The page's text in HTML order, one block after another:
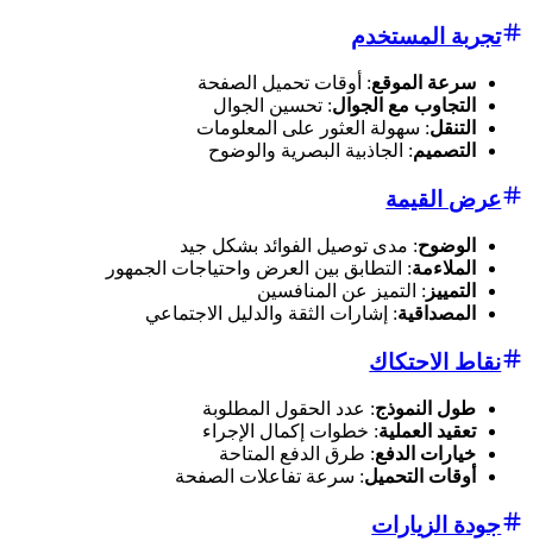
تجربة المستخدم
سرعة الموقع: أوقات تحميل الصفحة
التجاوب مع الجوال: تحسين الجوال
التنقل: سهولة العثور على المعلومات
التصميم: الجاذبية البصرية والوضوح
عرض القيمة
الوضوح: مدى توصيل الفوائد بشكل جيد
الملاءمة: التطابق بين العرض واحتياجات الجمهور
التمييز : التميز عن المنافسين
المصداقية: إشارات الثقة والدليل الاجتماعي
نقاط الاحتكاك
طول النموذج: عدد الحقول المطلوبة
تعقيد العملية: خطوات إكمال الإجراء
خيارات الدفع: طرق الدفع المتاحة
أوقات التحميل: سرعة تفاعلات الصفحة
جودة الزيارات